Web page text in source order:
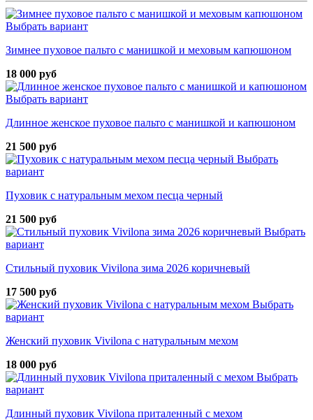
Выбрать вариант
Зимнее пуховое пальто с манишкой и меховым капюшоном
18 000 руб
Выбрать вариант
Длинное женское пуховое пальто с манишкой и капюшоном
21 500 руб
Выбрать
вариант
Пуховик с натуральным мехом песца черный
21 500 руб
Выбрать
вариант
Стильный пуховик Vivilona зима 2026 коричневый
17 500 руб
Выбрать
вариант
Женский пуховик Vivilona с натуральным мехом
18 000 руб
Выбрать
вариант
Длинный пуховик Vivilona приталенный с мехом